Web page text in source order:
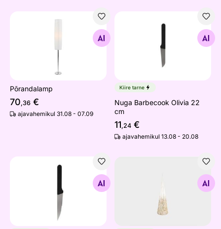
Põrandalamp
70,36 €
ajavahemikul 31.08 - 07.09
Nuga Barbecook Olivia 22
Kiire tarne
Nuga Barbecook Olivia 22
cm
11,24 €
ajavahemikul 13.08 - 20.08
Steigi nuga Barbecook Olivia 20 cm, 4 tkJõulukaunist Koonus 50 см